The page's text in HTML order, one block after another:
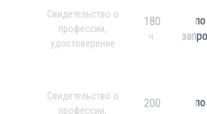
Свидетельство о
профессии,
удостоверение
180
ч.
по
Свидетельство о
профессии,
200
по